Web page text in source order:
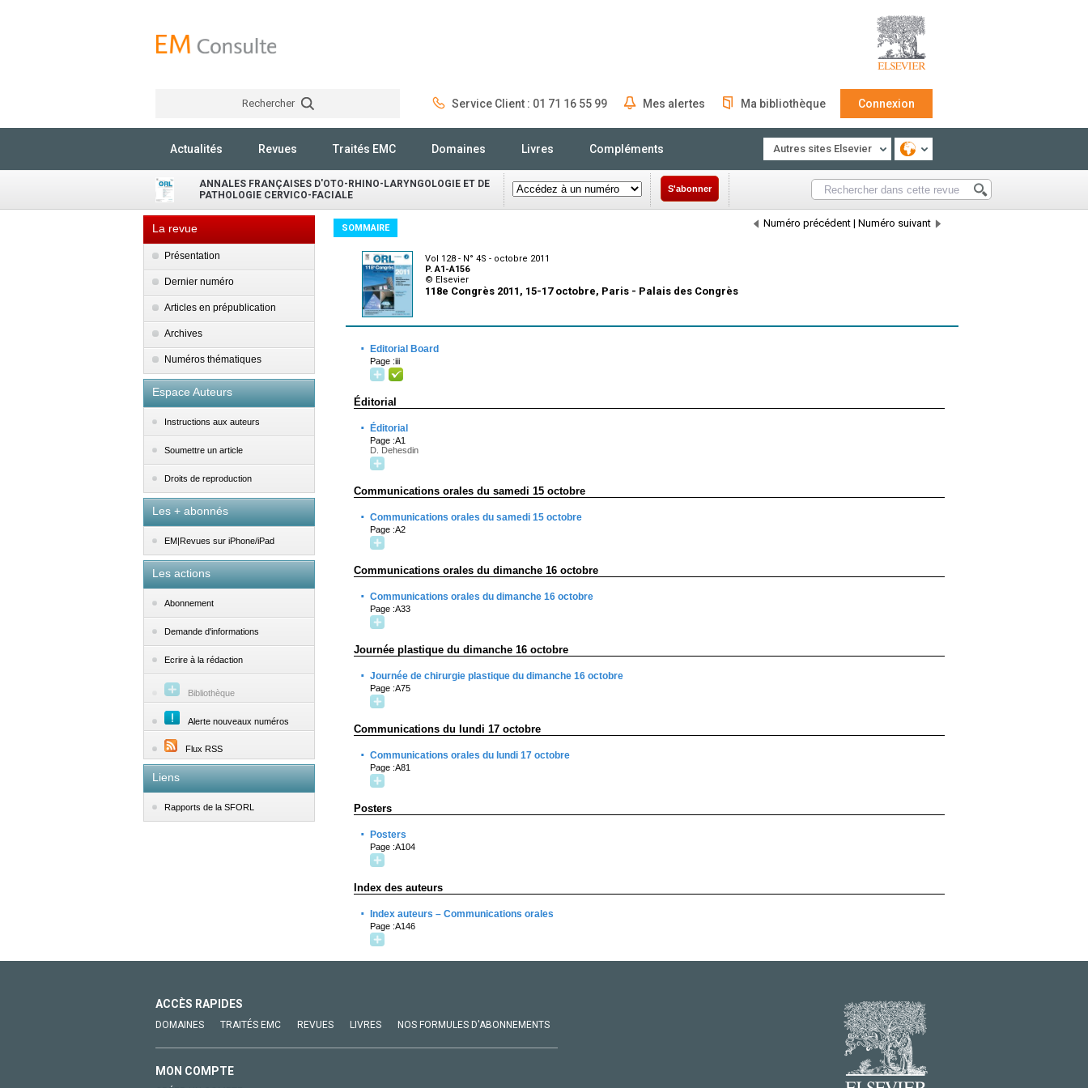
Rechercher Service Client : 01 71 16 55 99 Mes alertes Ma bibliothèque Connexion
Actualités Revues Traités EMC Domaines Livres Compléments Autres sites Elsevier
ANNALES FRANÇAISES D'OTO-RHINO-LARYNGOLOGIE ET DE
PATHOLOGIE CERVICO-FACIALE
S'abonner
La revue
Présentation
Dernier numéro
Articles en prépublication
Archives
Numéros thématiques
Espace Auteurs
Instructions aux auteurs
Soumettre un article
Droits de reproduction
Les + abonnés
EM|Revues sur iPhone/iPad
Les actions
Abonnement
Demande d'informations
Ecrire à la rédaction
Bibliothèque
Alerte nouveaux numéros
Flux RSS
Liens
Rapports de la SFORL
SOMMAIRE Numéro précédent | Numéro suivant
Vol 128 - N° 4S - octobre 2011
P. A1-A156
© Elsevier
118e Congrès 2011, 15-17 octobre, Paris - Palais des Congrès
· Editorial Board
Page :iii
Éditorial
· Éditorial
Page :A1
D. Dehesdin
Communications orales du samedi 15 octobre
· Communications orales du samedi 15 octobre
Page :A2
Communications orales du dimanche 16 octobre
· Communications orales du dimanche 16 octobre
Page :A33
Journée plastique du dimanche 16 octobre
· Journée de chirurgie plastique du dimanche 16 octobre
Page :A75
Communications du lundi 17 octobre
· Communications orales du lundi 17 octobre
Page :A81
Posters
· Posters
Page :A104
Index des auteurs
· Index auteurs – Communications orales
Page :A146
ACCÈS RAPIDES
DOMAINES TRAITÉS EMC REVUES LIVRES NOS FORMULES D'ABONNEMENTS
MON COMPTE